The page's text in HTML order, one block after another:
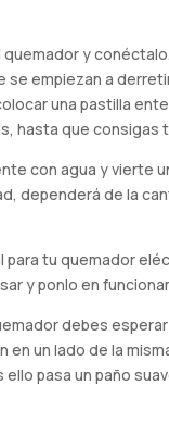
y
se empiezan a
una pastilla
hasta que consigas
con agua y vierte
dependerá de la
para tu quemador
y ponlo en
debes
en un lado de la
pasa un paño